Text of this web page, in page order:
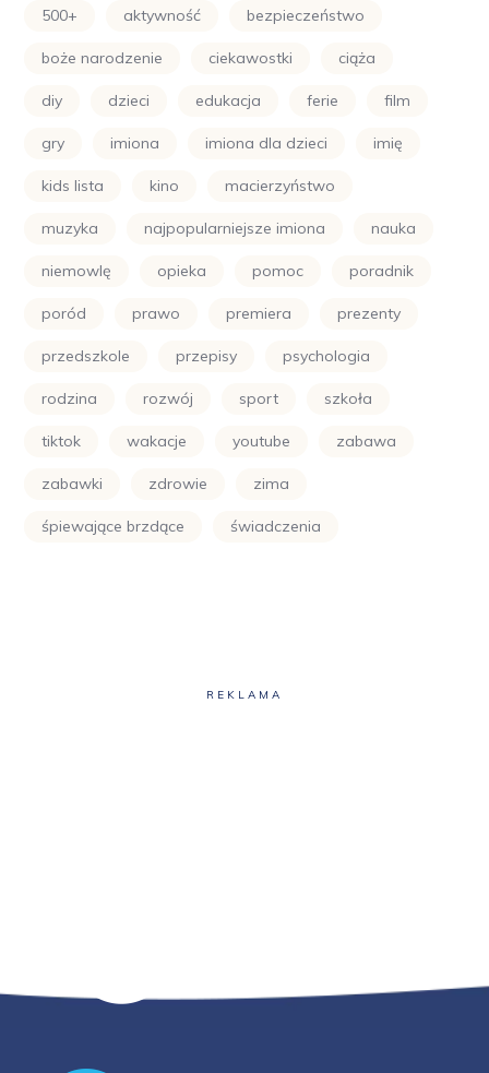
500+ aktywność bezpieczeństwo
boże narodzenie ciekawostki ciąża
diy dzieci edukacja ferie film
gry imiona imiona dla dzieci imię
kids lista kino macierzyństwo
muzyka najpopularniejsze imiona nauka
niemowlę opieka pomoc poradnik
poród prawo premiera prezenty
przedszkole przepisy psychologia
rodzina rozwój sport szkoła
tiktok wakacje youtube zabawa
zabawki zdrowie zima
śpiewające brzdące świadczenia
REKLAMA